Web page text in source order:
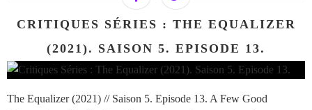
CRITIQUES SÉRIES : THE EQUALIZER
(2021). SAISON 5. EPISODE 13.
The Equalizer (2021) // Saison 5. Episode 13. A Few Good